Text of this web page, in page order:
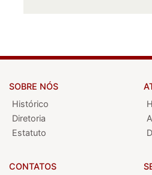
SOBRE NÓS
Histórico
Diretoria
Estatuto
CONTATOS